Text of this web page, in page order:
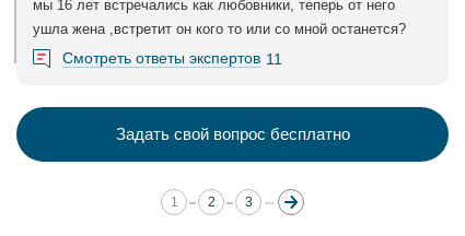
мы 16 лет встречались как любовники, теперь от него
ушла жена ,встретит он кого то или со мной останется?
Смотреть ответы экспертов 11
Задать свой вопрос бесплатно
1 2 3